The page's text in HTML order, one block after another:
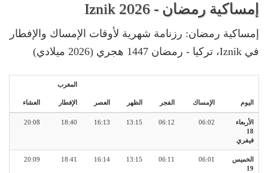
إمساكية رمضان - Iznik 2026
إمساكية رمضان: رزنامة شهرية لأوقات الإمساك والإفطار
في Iznik، تركيا - رمضان 1447 هجري (2026 ميلادي)
اليوم الإمساك الفجر الظهر العصر
المغرب
الإفطار العشاء
الأربعاء
18
فيفري
06:02
06:12
13:15
16:13
18:40
20:08
الخميس
19
06:01
06:11
13:15
16:14
18:41
20:09